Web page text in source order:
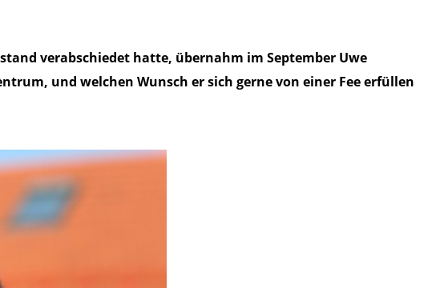
verabschiedet hatte, übernahm im September Uwe
und welchen Wunsch er sich gerne von einer Fee erfüllen